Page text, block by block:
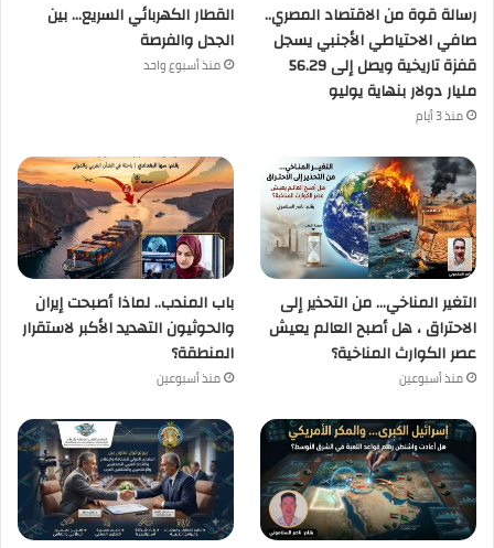
رسالة قوة من الاقتصاد المصري..
صافي الاحتياطي الأجنبي يسجل
قفزة تاريخية ويصل إلى 56.29
مليار دولار بنهاية يوليو
منذ 3 أيام
القطار الكهربائي السريع… بين
الجدل والفرصة
منذ أسبوع واحد
التغير المناخي… من التحذير إلى
الاحتراق ، هل أصبح العالم يعيش
عصر الكوارث المناخية؟
منذ أسبوعين
باب المندب.. لماذا أصبحت إيران
والحوثيون التهديد الأكبر لاستقرار
المنطقة؟
منذ أسبوعين